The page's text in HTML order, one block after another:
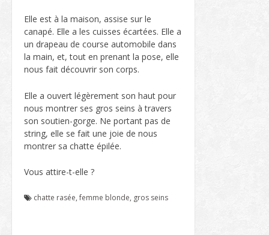
Elle est à la maison, assise sur le
canapé. Elle a les cuisses écartées. Elle a
un drapeau de course automobile dans
la main, et, tout en prenant la pose, elle
nous fait découvrir son corps.
Elle a ouvert légèrement son haut pour
nous montrer ses gros seins à travers
son soutien-gorge. Ne portant pas de
string, elle se fait une joie de nous
montrer sa chatte épilée.
Vous attire-t-elle ?
chatte rasée,femme blonde, gros seins